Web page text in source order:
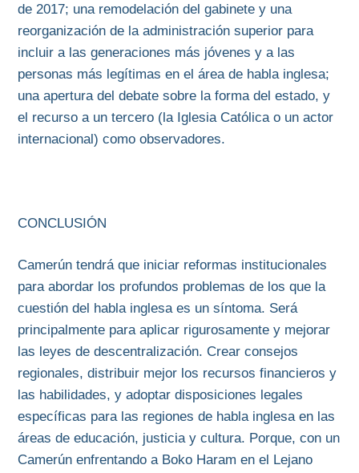
de 2017; una remodelación del gabinete y una
reorganización de la administración superior para
incluir a las generaciones más jóvenes y a las
personas más legítimas en el área de habla inglesa;
una apertura del debate sobre la forma del estado, y
el recurso a un tercero (la Iglesia Católica o un actor
internacional) como observadores.
CONCLUSIÓN
Camerún tendrá que iniciar reformas institucionales
para abordar los profundos problemas de los que la
cuestión del habla inglesa es un síntoma. Será
principalmente para aplicar rigurosamente y mejorar
las leyes de descentralización. Crear consejos
regionales, distribuir mejor los recursos financieros y
las habilidades, y adoptar disposiciones legales
específicas para las regiones de habla inglesa en las
áreas de educación, justicia y cultura. Porque, con un
Camerún enfrentando a Boko Haram en el Lejano